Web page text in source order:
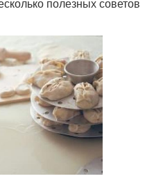
полезных советов